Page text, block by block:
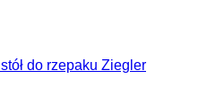
stół do rzepaku Ziegler